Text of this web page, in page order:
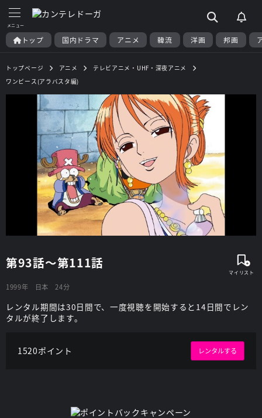
トップ 国内ドラマ アニメ 韓流 洋画 邦画
トップページ アニメ
テレビアニメ・UHF・深夜アニメ
ワンピース(アラバスタ編)
第93話～第111話
1999年 日本 24分
レンタル期間は30日間で、一度視聴を開始すると14日間でレン
タルが終了します。
1520ポイント レンタルする